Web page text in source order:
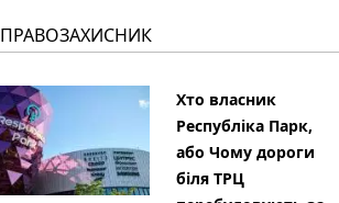
ПРАВОЗАХИСНИК
Хто власник
Республіка Парк,
або Чому дороги
біля ТРЦ